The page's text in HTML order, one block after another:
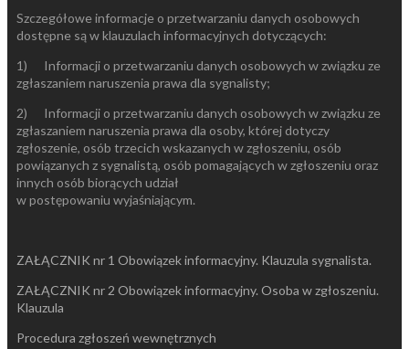
Szczegółowe informacje o przetwarzaniu danych osobowych
dostępne są w klauzulach informacyjnych dotyczących:
1) Informacji o przetwarzaniu danych osobowych w związku ze
zgłaszaniem naruszenia prawa dla sygnalisty;
2) Informacji o przetwarzaniu danych osobowych w związku ze
zgłaszaniem naruszenia prawa dla osoby, której dotyczy
zgłoszenie, osób trzecich wskazanych w zgłoszeniu, osób
powiązanych z sygnalistą, osób pomagających w zgłoszeniu oraz
innych osób biorących udział
w postępowaniu wyjaśniającym.
ZAŁĄCZNIK nr 1 Obowiązek informacyjny. Klauzula sygnalista.
ZAŁĄCZNIK nr 2 Obowiązek informacyjny. Osoba w zgłoszeniu.
Klauzula
Procedura zgłoszeń wewnętrznych